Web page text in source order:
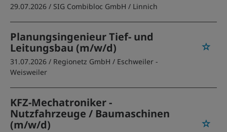
29.07.2026 / SIG Combibloc GmbH / Linnich
Planungsingenieur Tief- und
Leitungsbau (m/w/d)
31.07.2026 / Regionetz GmbH / Eschweiler -
Weisweiler
KFZ-Mechatroniker -
Nutzfahrzeuge / Baumaschinen
(m/w/d)